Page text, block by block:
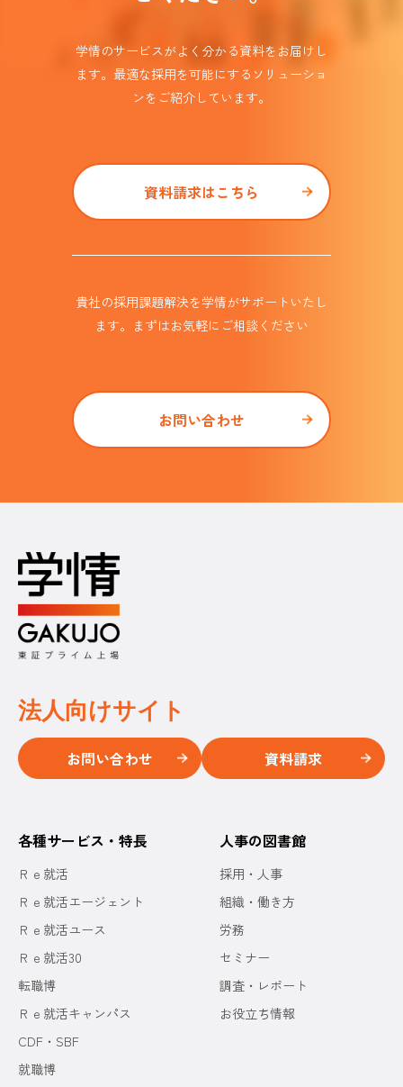
学情のサービスがよく分かる資料をお届けし
ます。 最適な採用を可能にするソリューショ
ンを ご紹介しています。​
資料請求はこちら
貴社の採用課題解決を学情がサポート いたし
ます。まずはお気軽にご相談ください
お問い合わせ
法人向けサイト
お問い合わせ 資料請求
各種サービス・特長
Ｒｅ就活
Ｒｅ就活エージェント
Ｒｅ就活ユース
Ｒｅ就活30
転職博
Ｒｅ就活キャンパス
CDF・SBF
就職博
人事の図書館
採用・人事
組織・働き方
労務
セミナー
調査・レポート
お役立ち情報